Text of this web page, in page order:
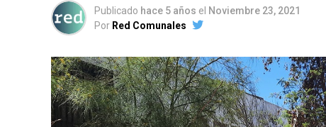
Publicado hace 5 años el Noviembre 23, 2021
Por Red Comunales